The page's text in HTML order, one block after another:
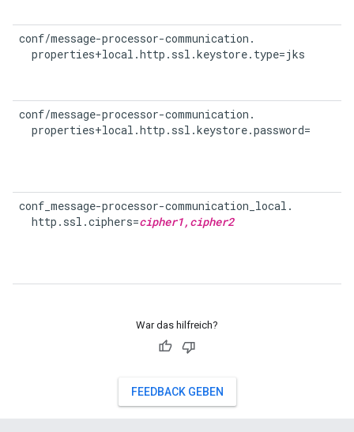
conf/message-processor-communication.
  properties+local.http.ssl.keystore.type=jks
conf/message-processor-communication.
  properties+local.http.ssl.keystore.password=
conf_message-processor-communication_local.
  http.ssl.ciphers=
cipher1,cipher2
War das hilfreich?
FEEDBACK GEBEN